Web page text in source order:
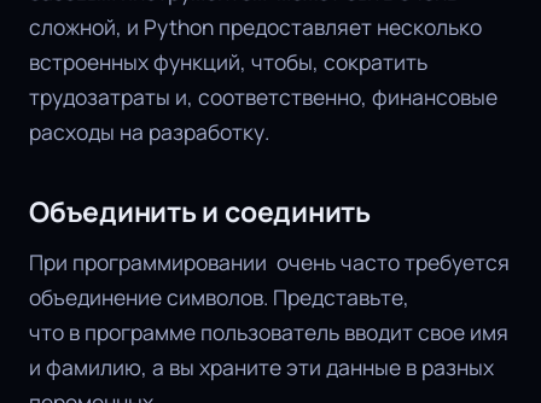
сложной, и Python предоставляет несколько
встроенных функций, чтобы, сократить
трудозатраты и, соответственно, финансовые
расходы на разработку.
Объединить и соединить
При программировании очень часто требуется
объединение символов. Представьте,
что в программе пользователь вводит свое имя
и фамилию, а вы храните эти данные в разных